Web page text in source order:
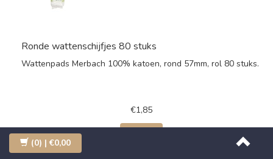
Ronde wattenschijfjes 80 stuks
Wattenpads Merbach 100% katoen, rond 57mm, rol 80 stuks.
€1,85
(0) | €0,00